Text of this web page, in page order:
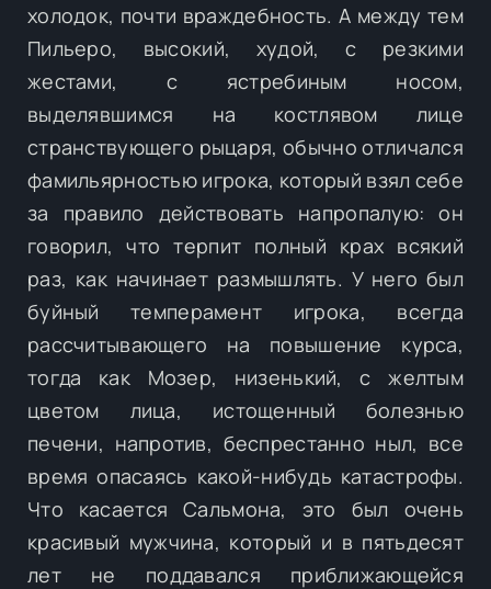
холодок, почти враждебность. А между тем
Пильеро, высокий, худой, с резкими
жестами, с ястребиным носом,
выделявшимся на костлявом лице
странствующего рыцаря, обычно отличался
фамильярностью игрока, который взял себе
за правило действовать напропалую: он
говорил, что терпит полный крах всякий
раз, как начинает размышлять. У него был
буйный темперамент игрока, всегда
рассчитывающего на повышение курса,
тогда как Мозер, низенький, с желтым
цветом лица, истощенный болезнью
печени, напротив, беспрестанно ныл, все
время опасаясь какой-нибудь катастрофы.
Что касается Сальмона, это был очень
красивый мужчина, который и в пятьдесят
лет не поддавался приближающейся